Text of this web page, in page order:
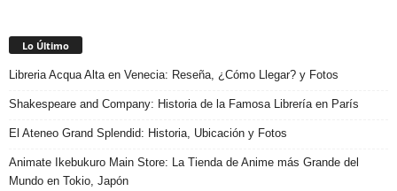
Lo Último
Libreria Acqua Alta en Venecia: Reseña, ¿Cómo Llegar? y Fotos
Shakespeare and Company: Historia de la Famosa Librería en París
El Ateneo Grand Splendid: Historia, Ubicación y Fotos
Animate Ikebukuro Main Store: La Tienda de Anime más Grande del
Mundo en Tokio, Japón